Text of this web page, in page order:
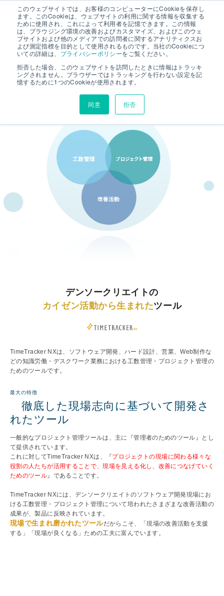
このウェブサイトでは、お客様のコンピューターにCookieを保存し
ます。このCookieは、ウェブサイトの利用に関する情報を収集する
ために使用され、これによって利用者を記憶できます。この情報
は、ブラウジング環境の改善およびカスタマイズ、およびこのウェ
ブサイトおよび他のメディアでの訪問者に関するアナリティクスお
よび測定指標を目的として使用されるものです。当社のCookieにつ
いての詳細は、 プライバシーポリシーをご覧ください。
拒否した場合、このウェブサイトを訪問したときに情報はトラッキ
ングされません。ブラウザーではトラッキングを行わない設定を記
憶するために1つのCookieが使用されます。
同意 拒否
コンセプト
CONCEPT
デンソークリエイトの
カイゼン活動から生まれたツール
TimeTracker NXは、ソフトウェア開発、ハード設計、営業、Web制作な
どの知識労働・デスクワーク業務における工数管理・プロジェクト管理の
ためのツールです。
最大の特徴
徹底した現場志向に基づいて開発さ
れたツール
一般的なプロジェクト管理ツールは、主に『管理者のためのツール』とし
て提供されています。
これに対してTimeTracker NXは、『プロジェクトの現場に関わる様々な
役割の人たちが活用することで、現場を見える化し、改善につなげていく
ためのツール 』であることです。
TimeTracker NXには、デンソークリエイトのソフトウェア開発現場にお
ける工数管理・プロジェクト管理について培われたさまざまな改善活動の
成果が、製品に反映されています。
現場で生まれ磨かれたツールだからこそ、「現場の改善活動を支援
する」「現場が良くなる」ための工夫に富んでいます。